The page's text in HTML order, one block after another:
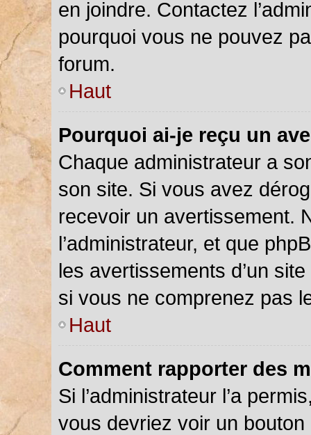
en joindre. Contactez
pourquoi vous ne pouvez
forum.
Haut
Pourquoi ai-je reçu un
Chaque administrateur a
son site. Si vous avez
recevoir un avertissement.
l’administrateur, et que
les avertissements d’un
si vous ne comprenez pas
Haut
Comment rapporter des
Si l’administrateur l’a
vous devriez voir un